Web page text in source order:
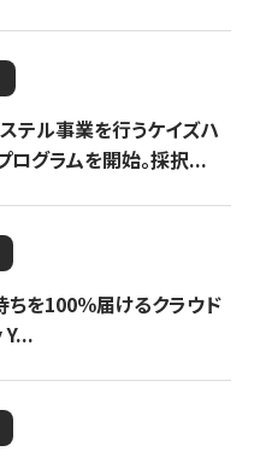
テル事業を行うケイズハ
グラムを開始。採択...
ちを100％届けるクラウド
Y...